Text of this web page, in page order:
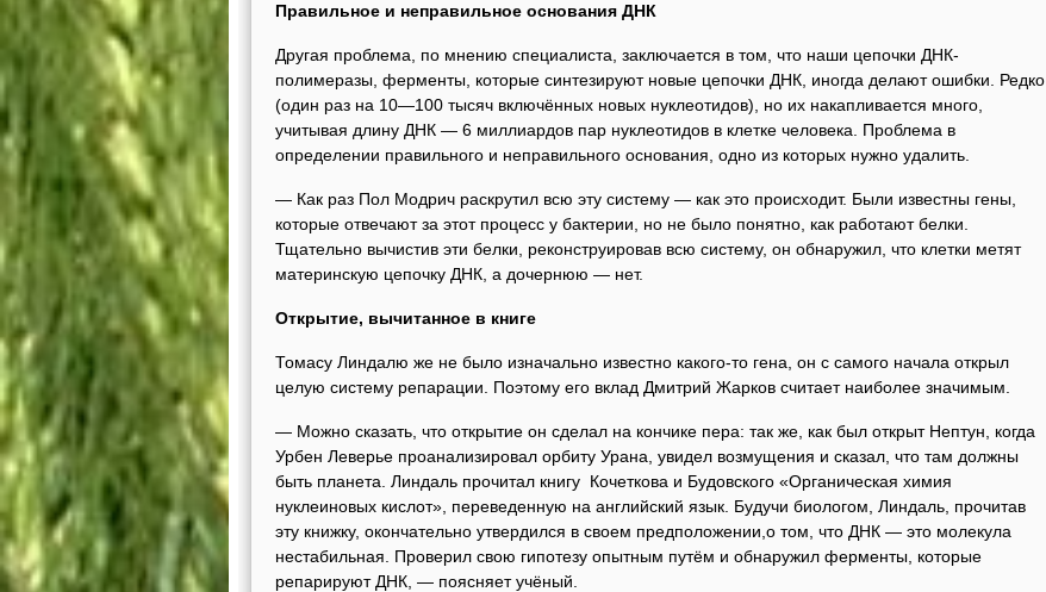
Правильное и неправильное основания ДНК
Другая проблема, по мнению специалиста, заключается в том, что наши цепочки ДНК-
полимеразы, ферменты, которые синтезируют новые цепочки ДНК, иногда делают ошибки. Редко
(один раз на 10—100 тысяч включённых новых нуклеотидов), но их накапливается много,
учитывая длину ДНК — 6 миллиардов пар нуклеотидов в клетке человека. Проблема в
определении правильного и неправильного основания, одно из которых нужно удалить.
— Как раз Пол Модрич раскрутил всю эту систему — как это происходит. Были известны гены,
которые отвечают за этот процесс у бактерии, но не было понятно, как работают белки.
Тщательно вычистив эти белки, реконструировав всю систему, он обнаружил, что клетки метят
материнскую цепочку ДНК, а дочернюю — нет.
Открытие, вычитанное в книге
Томасу Линдалю же не было изначально известно какого-то гена, он с самого начала открыл
целую систему репарации. Поэтому его вклад Дмитрий Жарков считает наиболее значимым.
— Можно сказать, что открытие он сделал на кончике пера: так же, как был открыт Нептун, когда
Урбен Леверье проанализировал орбиту Урана, увидел возмущения и сказал, что там должны
быть планета. Линдаль прочитал книгу Кочеткова и Будовского «Органическая химия
нуклеиновых кислот», переведенную на английский язык. Будучи биологом, Линдаль, прочитав
эту книжку, окончательно утвердился в своем предположении,о том, что ДНК — это молекула
нестабильная. Проверил свою гипотезу опытным путём и обнаружил ферменты, которые
репарируют ДНК, — поясняет учёный.